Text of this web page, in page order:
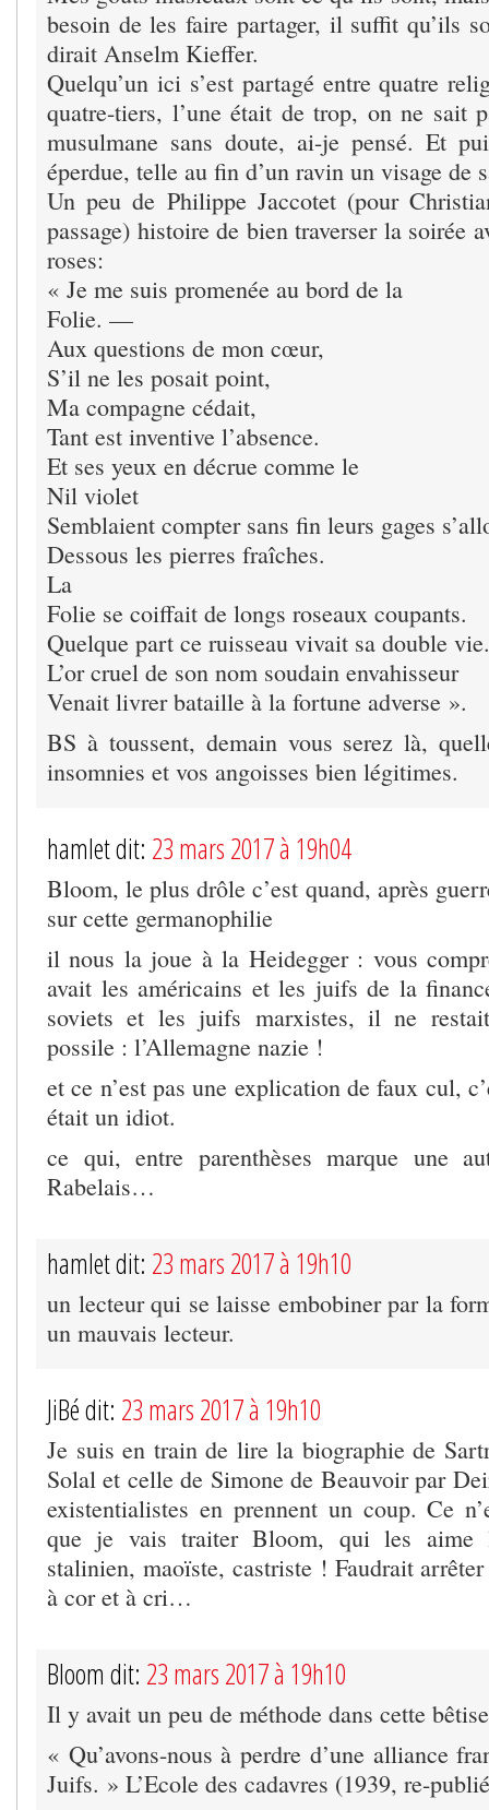
besoin de les faire partager, il suffit qu’ils
dirait Anselm Kieffer.
Quelqu’un ici s’est partagé entre quatre
quatre-tiers, l’une était de trop, on ne sait
musulmane sans doute, ai-je pensé. Et
éperdue, telle au fin d’un ravin un visage de
Un peu de Philippe Jaccotet (pour
passage) histoire de bien traverser la soirée
roses:
« Je me suis promenée au bord de la
Folie. —
Aux questions de mon cœur,
S’il ne les posait point,
Ma compagne cédait,
Tant est inventive l’absence.
Et ses yeux en décrue comme le
Nil violet
Semblaient compter sans fin leurs gages
Dessous les pierres fraîches.
La
Folie se coiffait de longs roseaux coupants.
Quelque part ce ruisseau vivait sa double vie.
L’or cruel de son nom soudain envahisseur
Venait livrer bataille à la fortune adverse ».
BS à toussent, demain vous serez là,
insomnies et vos angoisses bien légitimes.
hamlet dit: 23 mars 2017 à 19h04
Bloom, le plus drôle c’est quand, après
sur cette germanophilie
il nous la joue à la Heidegger : vous
avait les américains et les juifs de la
soviets et les juifs marxistes, il ne
possile : l’Allemagne nazie !
et ce n’est pas une explication de faux cul,
était un idiot.
ce qui, entre parenthèses marque une
Rabelais…
hamlet dit: 23 mars 2017 à 19h10
un lecteur qui se laisse embobiner par la
un mauvais lecteur.
JiBé dit: 23 mars 2017 à 19h10
Je suis en train de lire la biographie de
Solal et celle de Simone de Beauvoir par
existentialistes en prennent un coup. Ce
que je vais traiter Bloom, qui les aime
stalinien, maoïste, castriste ! Faudrait
à cor et à cri…
Bloom dit: 23 mars 2017 à 19h10
Il y avait un peu de méthode dans cette
« Qu’avons-nous à perdre d’une alliance
Juifs. » L’Ecole des cadavres (1939, re-